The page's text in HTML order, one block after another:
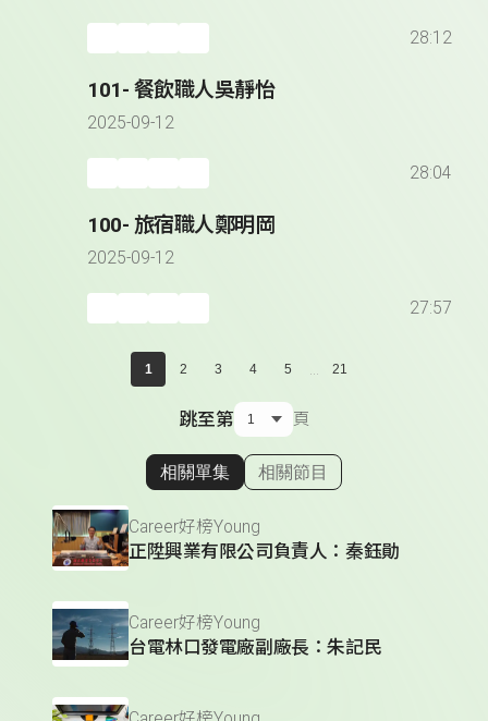
28:12
101- 餐飲職人吳靜怡
2025-09-12
28:04
100- 旅宿職人鄭明岡
2025-09-12
27:57
1 2 3 4 5 ... 21
跳至第 頁
顯示相關單集
相關單集 相關節目
Career好榜Young
正陞興業有限公司負責人：秦鈺勛
Career好榜Young
台電林口發電廠副廠長：朱記民